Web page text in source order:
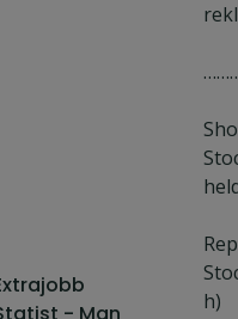
- Man
h)